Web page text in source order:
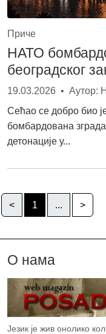
Приче
НАТО
београдског
19.03.2026 • Аутор:
Сећао се добро био
бомбардована
детонације у...
< 1 ... >
О нама
Језик је жив онолико